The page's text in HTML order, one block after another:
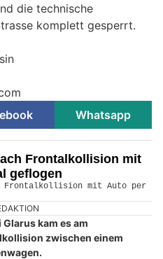
die technische
komplett gesperrt.
Whatsapp
Frontalkollision mit
geflogen
kam es am
zwischen einem